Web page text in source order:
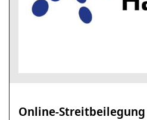
Online-Streitbeilegung